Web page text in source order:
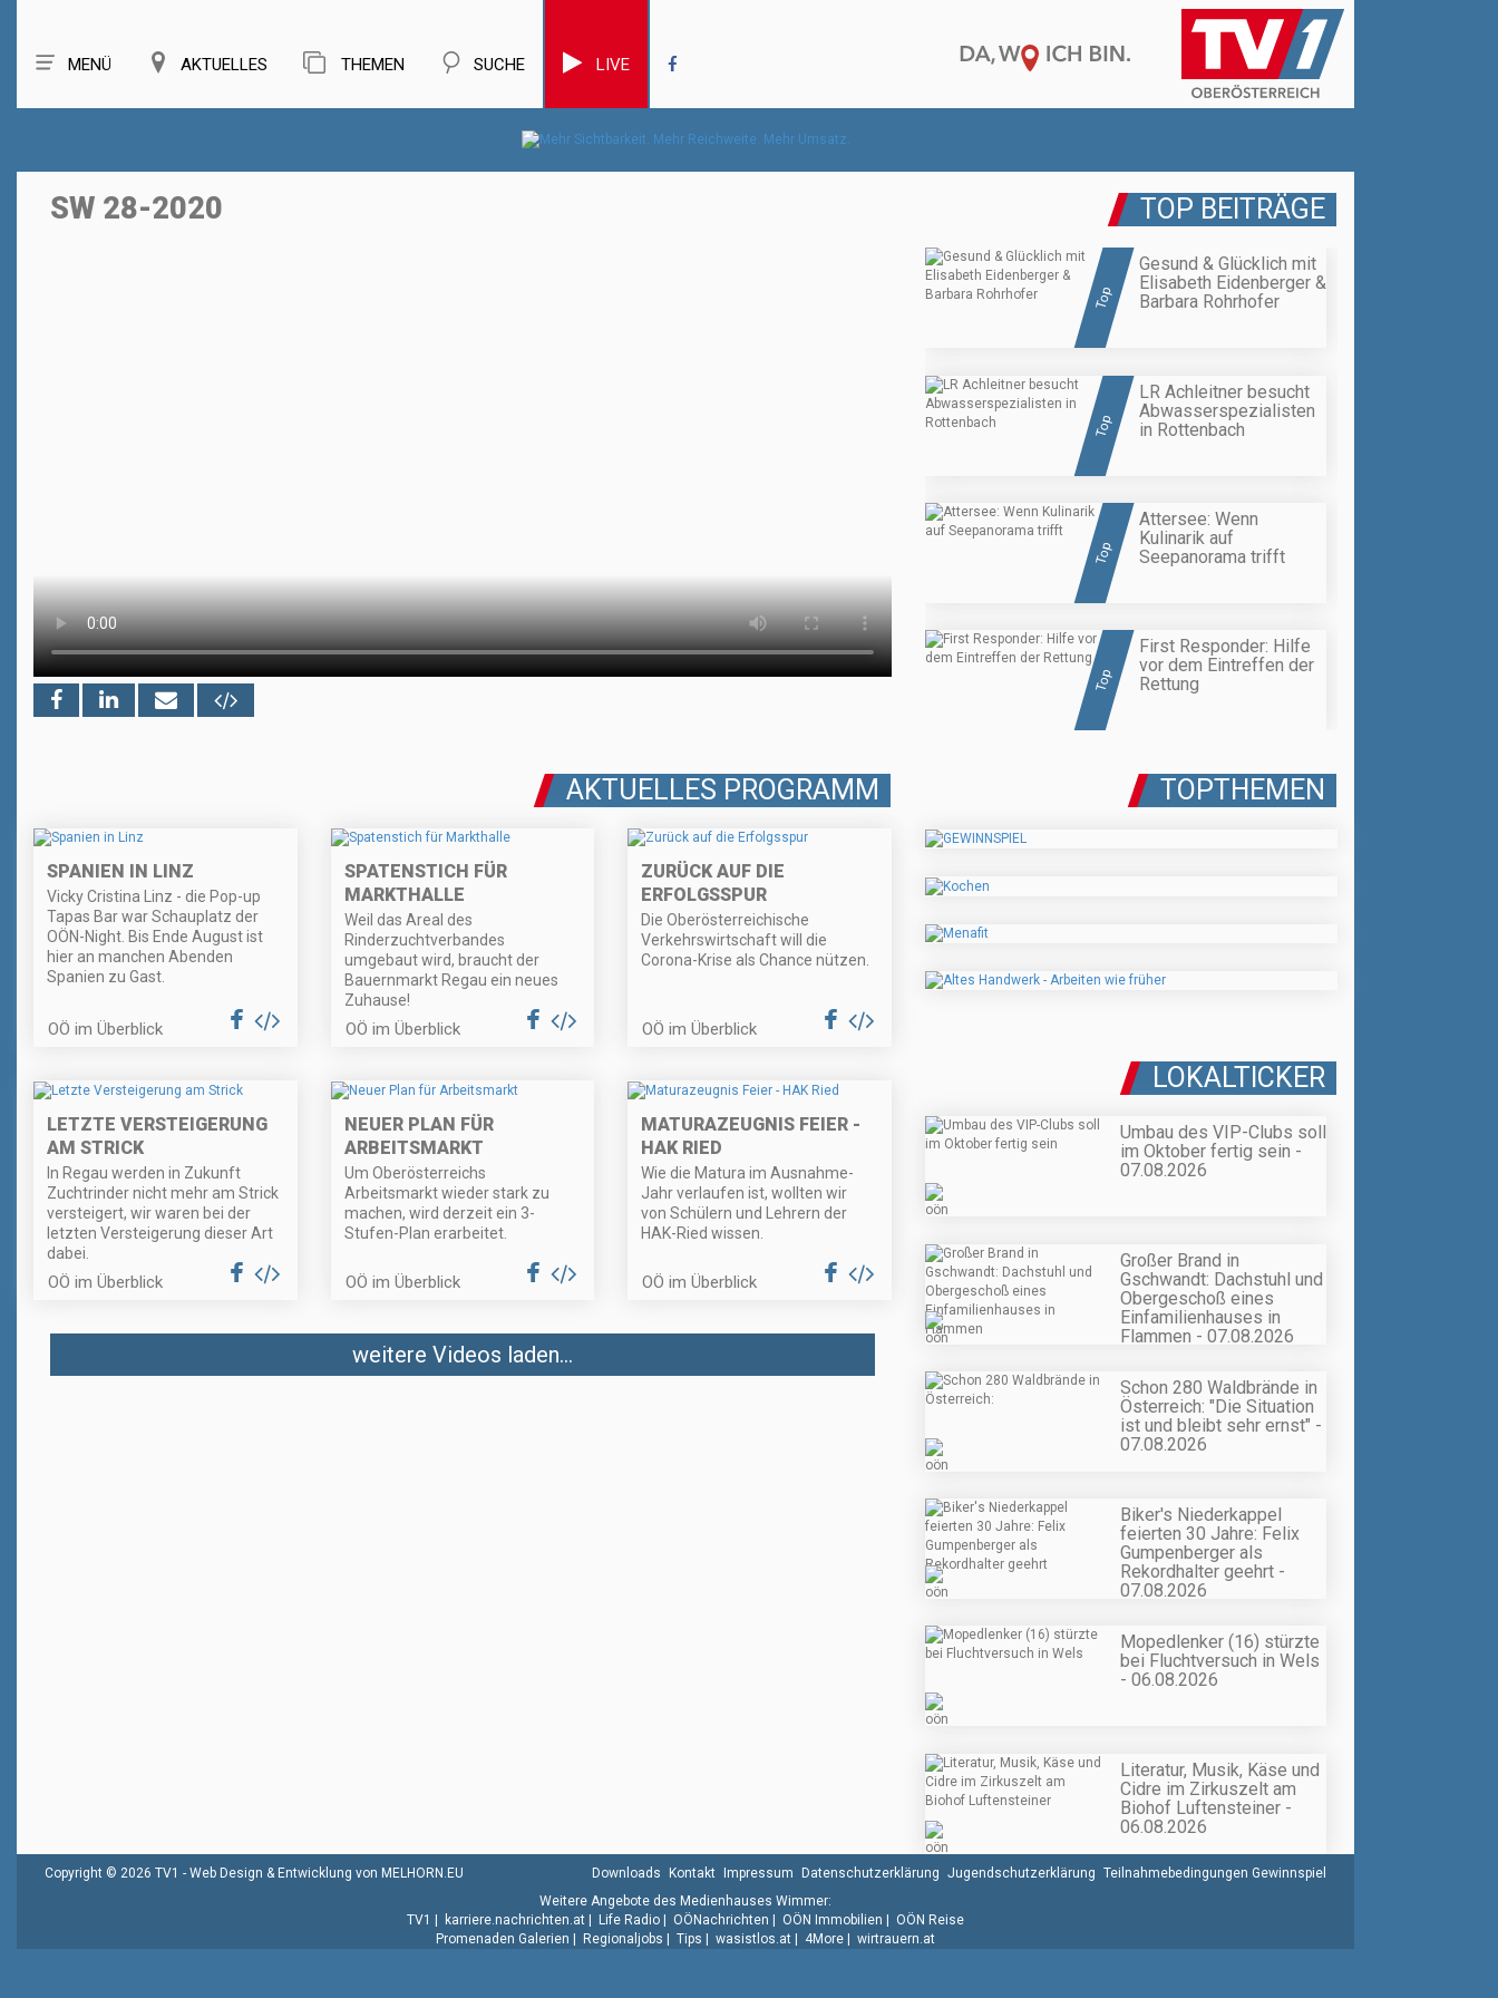
MENÜ AKTUELLES THEMEN SUCHE LIVE
SW 28-2020 TOP BEITRÄGE
Top
Gesund & Glücklich mit
Elisabeth Eidenberger &
Barbara Rohrhofer
Top
LR Achleitner besucht
Abwasserspezialisten
in Rottenbach
Top
Attersee: Wenn
Kulinarik auf
Seepanorama trifft
Top
First Responder: Hilfe
vor dem Eintreffen der
Rettung
AKTUELLES PROGRAMM
SPANIEN IN LINZ
Vicky Cristina Linz - die Pop-up
Tapas Bar war Schauplatz der
OÖN-Night. Bis Ende August ist
hier an manchen Abenden
Spanien zu Gast.
OÖ im Überblick
SPATENSTICH FÜR
MARKTHALLE
Weil das Areal des
Rinderzuchtverbandes
umgebaut wird, braucht der
Bauernmarkt Regau ein neues
Zuhause!
OÖ im Überblick
ZURÜCK AUF DIE
ERFOLGSSPUR
Die Oberösterreichische
Verkehrswirtschaft will die
Corona-Krise als Chance nützen.
OÖ im Überblick
LETZTE VERSTEIGERUNG
AM STRICK
In Regau werden in Zukunft
Zuchtrinder nicht mehr am Strick
versteigert, wir waren bei der
letzten Versteigerung dieser Art
dabei.
OÖ im Überblick
NEUER PLAN FÜR
ARBEITSMARKT
Um Oberösterreichs
Arbeitsmarkt wieder stark zu
machen, wird derzeit ein 3-
Stufen-Plan erarbeitet.
OÖ im Überblick
MATURAZEUGNIS FEIER -
HAK RIED
Wie die Matura im Ausnahme-
Jahr verlaufen ist, wollten wir
von Schülern und Lehrern der
HAK-Ried wissen.
OÖ im Überblick
weitere Videos laden...
TOPTHEMEN
LOKALTICKER
Umbau des VIP-Clubs soll
im Oktober fertig sein -
07.08.2026
Großer Brand in
Gschwandt: Dachstuhl und
Obergeschoß eines
Einfamilienhauses in
Flammen - 07.08.2026
Schon 280 Waldbrände in
Österreich: "Die Situation
ist und bleibt sehr ernst" -
07.08.2026
Biker's Niederkappel
feierten 30 Jahre: Felix
Gumpenberger als
Rekordhalter geehrt -
07.08.2026
Mopedlenker (16) stürzte
bei Fluchtversuch in Wels
- 06.08.2026
Literatur, Musik, Käse und
Cidre im Zirkuszelt am
Biohof Luftensteiner -
06.08.2026
Copyright © 2026 TV1 - Web Design & Entwicklung von MELHORN.EU Downloads Kontakt Impressum Datenschutzerklärung Jugendschutzerklärung Teilnahmebedingungen Gewinnspiel
Weitere Angebote des Medienhauses Wimmer:
TV1 | karriere.nachrichten.at | Life Radio | OÖNachrichten | OÖN Immobilien | OÖN Reise
Promenaden Galerien | Regionaljobs | Tips | wasistlos.at | 4More | wirtrauern.at